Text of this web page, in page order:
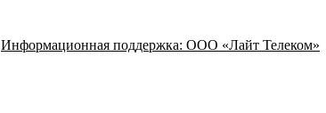
Информационная поддержка: ООО «Лайт Телеком»